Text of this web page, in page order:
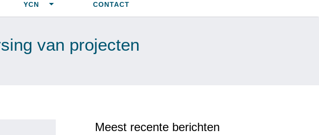
YCN CONTACT
van projecten
Meest recente berichten